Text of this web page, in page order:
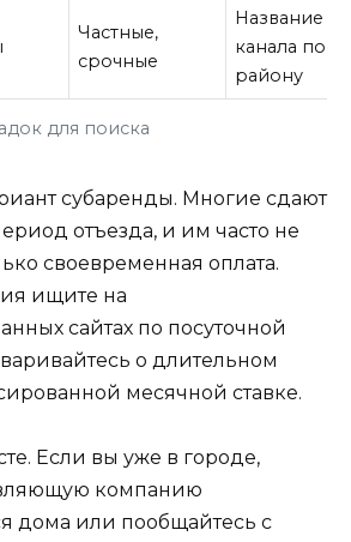
для поиска
Частные,
срочные
Название
канала по
району
субаренды. Многие сдают
отъезда, и им часто не
своевременная оплата.
ищите на
сайтах по посуточной
о длительном
месячной ставке.
Если вы уже в городе,
компанию
дома или пообщайтесь с